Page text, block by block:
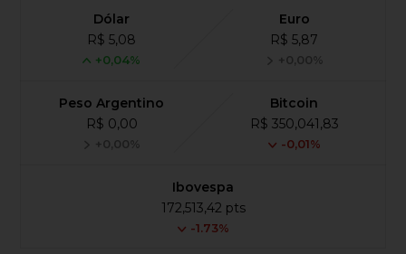
Dólar
R$ 5,08
+0,04%
Euro
R$ 5,87
+0,00%
Peso Argentino
R$ 0,00
+0,00%
Bitcoin
R$ 350,041,83
-0,01%
Ibovespa
172,513,42 pts
-1.73%